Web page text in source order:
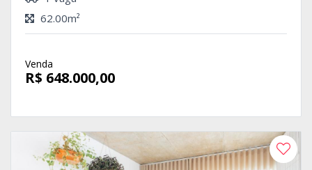
62.00m²
Venda
R$ 648.000,00